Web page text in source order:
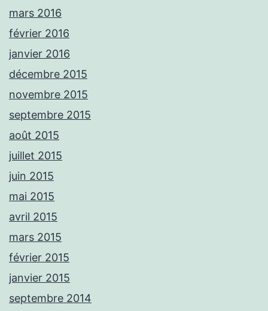
mars 2016
février 2016
janvier 2016
décembre 2015
novembre 2015
septembre 2015
août 2015
juillet 2015
juin 2015
mai 2015
avril 2015
mars 2015
février 2015
janvier 2015
septembre 2014